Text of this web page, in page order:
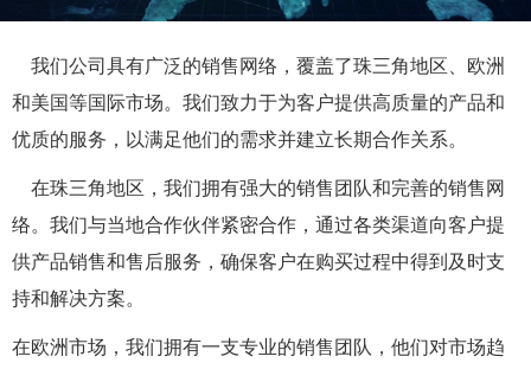
我们公司具有广泛的销售网络，覆盖了珠三角地区、欧洲
和美国等国际市场。我们致力于为客户提供高质量的产品和
优质的服务，以满足他们的需求并建立长期合作关系。
在珠三角地区，我们拥有强大的销售团队和完善的销售网
络。我们与当地合作伙伴紧密合作，通过各类渠道向客户提
供产品销售和售后服务，确保客户在购买过程中得到及时支
持和解决方案。
在欧洲市场，我们拥有一支专业的销售团队，他们对市场趋